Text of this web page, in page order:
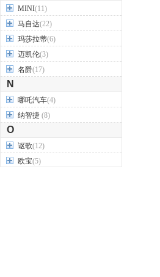
MINI(11)
马自达(22)
玛莎拉蒂(6)
迈凯伦(3)
名爵(17)
N
哪吒汽车(4)
纳智捷 (8)
O
讴歌(12)
欧宝(5)